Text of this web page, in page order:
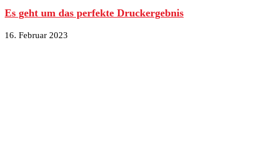
Es geht um das perfekte Druckergebnis
16. Februar 2023